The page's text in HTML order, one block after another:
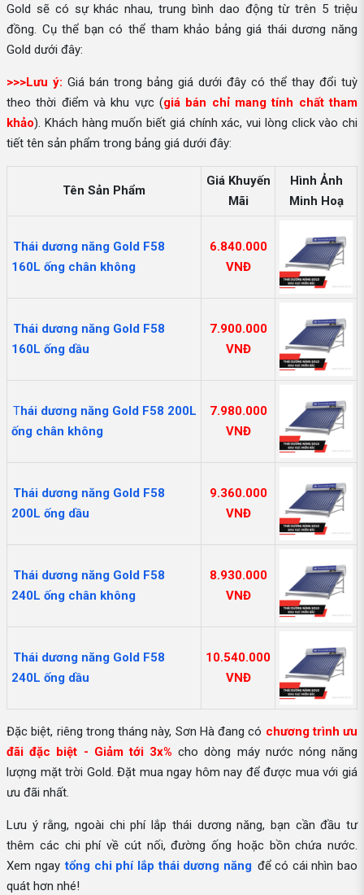
Gold sẽ có sự khác nhau, trung bình dao động từ trên 5 triệu
đồng. Cụ thể bạn có thể tham khảo bảng giá thái dương năng
Gold dưới đây:
>>>Lưu ý: Giá bán trong bảng giá dưới đây có thể thay đổi tuỳ
theo thời điểm và khu vực (giá bán chỉ mang tính chất tham
khảo). Khách hàng muốn biết giá chính xác, vui lòng click vào chi
tiết tên sản phẩm trong bảng giá dưới đây:
Tên Sản Phẩm
Giá Khuyến
Mãi
Hình Ảnh
Minh Hoạ
Thái dương năng Gold F58
160L ống chân không
6.840.000
VNĐ
Thái dương năng Gold F58
160L ống dầu
7.900.000
VNĐ
Thái dương năng Gold F58 200L
ống chân không
7.980.000
VNĐ
Thái dương năng Gold F58
200L ống dầu
9.360.000
VNĐ
Thái dương năng Gold F58
240L ống chân không
8.930.000
VNĐ
Thái dương năng Gold F58
240L ống dầu
10.540.000
VNĐ
Đặc biệt, riêng trong tháng này, Sơn Hà đang có chương trình ưu
đãi đặc biệt - Giảm tới 3x%cho dòng máy nước nóng năng
lượng mặt trời Gold. Đặt mua ngay hôm nay để được mua với giá
ưu đãi nhất.
Lưu ý rằng, ngoài chi phí lắp thái dương năng, bạn cần đầu tư
thêm các chi phí về cút nối, đường ống hoặc bồn chứa nước.
Xem ngay tổng chi phí lắp thái dương năng để có cái nhìn bao
quát hơn nhé!